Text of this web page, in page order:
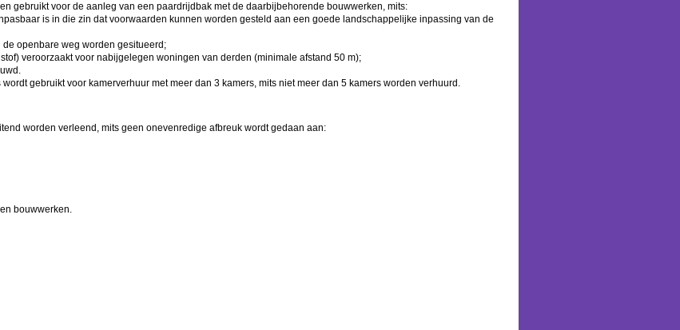
gebruikt voor de aanleg van een paardrijdbak met de daarbijbehorende bouwwerken, mits:
is in die zin dat voorwaarden kunnen worden gesteld aan een goede landschappelijke inpassing van de
openbare weg worden gesitueerd;
veroorzaakt voor nabijgelegen woningen van derden (minimale afstand 50 m);
gebruikt voor kamerverhuur met meer dan 3 kamers, mits niet meer dan 5 kamers worden verhuurd.
worden verleend, mits geen onevenredige afbreuk wordt gedaan aan:
bouwwerken.